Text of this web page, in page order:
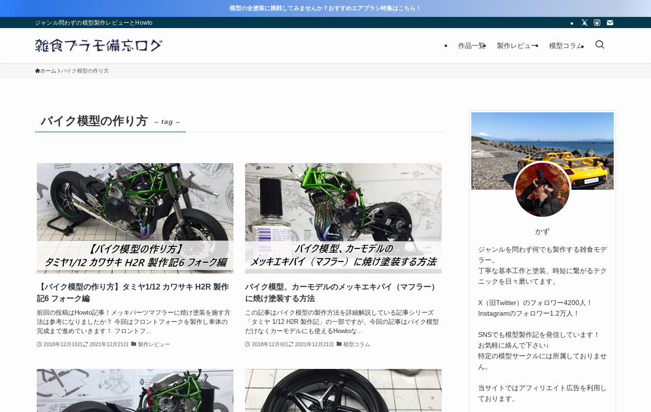
模型の全塗装に挑戦してみませんか？おすすめエアブラシ特集はこちら！
ジャンル問わずの模型製作レビューとHowto
作品一覧 製作レビュー 模型コラム
ホーム バイク模型の作り方
バイク模型の作り方 – tag –
【バイク模型の作り方】タミヤ1/12 カワサキ H2R 製作
記6 フォーク編
前回の投稿はHowto記事！メッキパーツマフラーに焼け塗装を施す方
法は参考になりましたか？ 今回はフロントフォークを製作し車体の
完成まで進めていきます！ フロントフ...
2018年12月15日 2021年12月21日 製作レビュー
バイク模型、カーモデルのメッキエキパイ（マフラー）
に焼け塗装する方法
この記事はバイク模型の製作方法を詳細解説している記事シリーズ
「タミヤ 1/12 H2R 製作記」の一部ですが、今回の記事はバイク模型
だけなくカーモデルにも使えるHowtoな...
2018年12月9日 2021年12月21日 模型コラム
かず
ジャンルを問わず何でも製作する雑食モデ
ラー。
丁寧な基本工作と塗装、時短に繋がるテク
ニックを日々磨いてます。
X（旧Twitter）のフォロワー4200人！
Instagramのフォロワー1.2万人！
SNSでも模型製作記を発信しています！
お気軽に絡んで下さい↓
特定の模型サークルには所属しておりませ
ん。
当サイトではアフィリエイト広告を利用し
ております。